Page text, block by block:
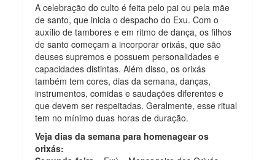
A celebração do culto é feita pelo pai ou pela mãe
de santo, que inicia o despacho do Exu. Com o
auxílio de tambores e em ritmo de dança, os filhos
de santo começam a incorporar orixás, que são
deuses supremos e possuem personalidades e
capacidades distintas. Além disso, os orixás
também tem cores, dias da semana, danças,
instrumentos, comidas e saudações diferentes e
que devem ser respeitadas. Geralmente, esse ritual
tem no mínimo duas horas de duração.
Veja dias da semana para homenagear os
orixás: